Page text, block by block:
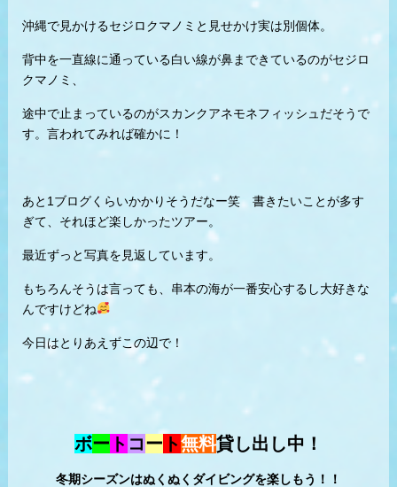
沖縄で見かけるセジロクマノミと見せかけ実は別個体。
背中を一直線に通っている白い線が鼻まできているのがセジロ
クマノミ、
途中で止まっているのがスカンクアネモネフィッシュだそうで
す。言われてみれば確かに！
あと1ブログくらいかかりそうだなー笑 書きたいことが多す
ぎて、それほど楽しかったツアー。
最近ずっと写真を見返しています。
もちろんそうは言っても、串本の海が一番安心するし大好きな
んですけどね
今日はとりあえずこの辺で！
ボー ト コー ト無料貸し出し中！
冬期シーズンはぬくぬくダイビングを楽しもう！！